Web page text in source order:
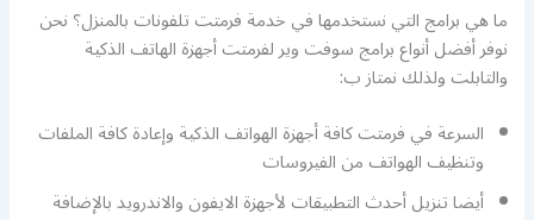
ما هي برامج التي نستخدمها في خدمة فرمتت تلفونات بالمنزل؟ نحن
نوفر أفضل أنواع برامج سوفت وير لفرمتت أجهزة الهاتف الذكية
والتابلت ولذلك نمتاز ب:
السرعة في فرمتت كافة أجهزة الهواتف الذكية وإعادة كافة الملفات
وتنظيف الهواتف من الفيروسات
أيضا تنزيل أحدث التطبيقات لأجهزة الايفون والاندرويد بالإضافة